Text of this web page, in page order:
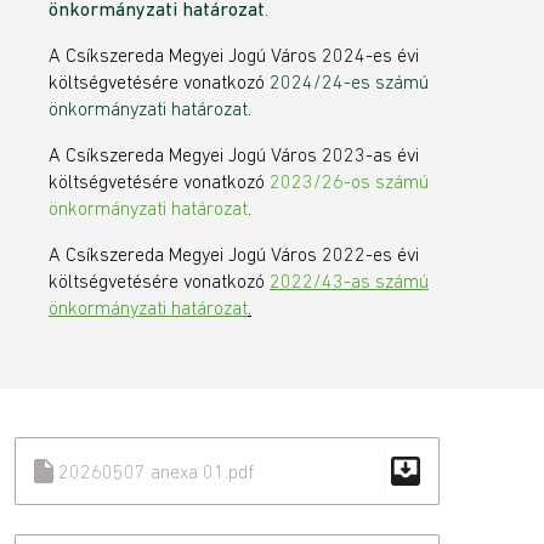
insert_drive_file 20260507 anexa 01.pdf move_to_inbox
önkormányzati határozat
A Csíkszereda Megyei Jogú Város 2024-es évi
költségvetésére vonatkozó 2024/24-es számú
önkormányzati határozat
A Csíkszereda Megyei Jogú Város 2023-as évi
költségvetésére vonatkozó 2023/26-os számú
önkormányzati határozat
A Csíkszereda Megyei Jogú Város 2022-es évi
költségvetésére vonatkozó 2022/43-as számú
önkormányzati határozat